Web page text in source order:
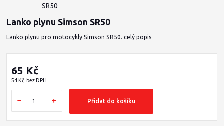
Lanko plynu Simson SR50
Lanko plynu pro motocykly Simson SR50.celý popis
65 Kč
54 Kč bez DPH
Přidat do košíku